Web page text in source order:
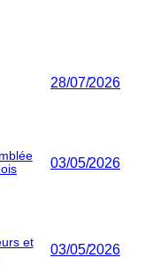
28/07/2026
03/05/2026
et
03/05/2026